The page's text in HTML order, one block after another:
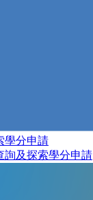
學分申請
詢及探索學分申請